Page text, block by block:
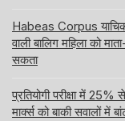
Habeas Corpus
वाली बालिग महिला को
सकता
प्रतियोगी परीक्षा में
मार्क्स को बाकी सवालों में